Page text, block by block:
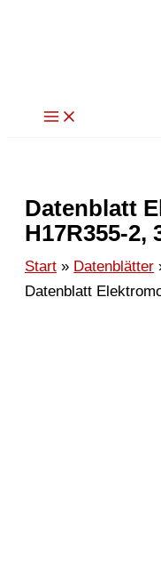
Datenblatt
H17R355-2,
Start
Datenblätter
Datenblatt